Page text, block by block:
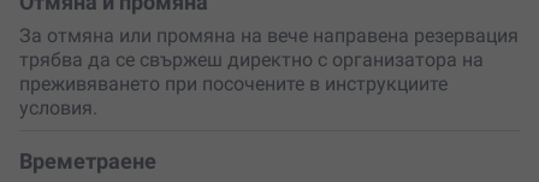
, съчетана с професионален винен пейринг.
Всяко ястие е внимателно комбинирано с подходящо
вино, така че вкусовете и ароматите да се допълват
по най-добрия начин. Преди отпътуването ще получите
още един специален жест – бутилка колекционерско
преживяването дълго след завръщането у дома.
За отмяна или промяна на вече направена резервация
трябва да се свържеш директно с организатора на
преживяването при посочените в инструкциите
условия.
Времетраене